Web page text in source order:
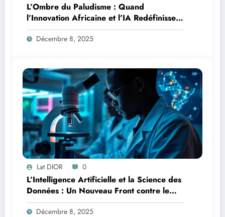
L’Ombre du Paludisme : Quand
l’Innovation Africaine et l’IA Redéfinissent
la Lutte
Décembre 8, 2025
Lat DIOR 0
L’Intelligence Artificielle et la Science des
Données : Un Nouveau Front contre le
Paludisme en Afrique
Décembre 8, 2025